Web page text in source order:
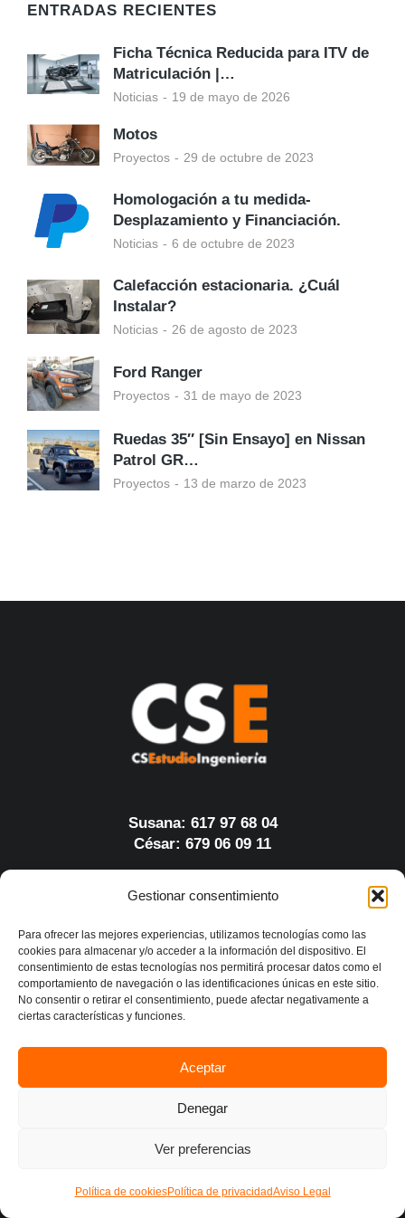
Gestionar consentimiento
Para ofrecer las mejores experiencias, utilizamos tecnologías como las
cookies para almacenar y/o acceder a la información del dispositivo. El
consentimiento de estas tecnologías nos permitirá procesar datos como el
comportamiento de navegación o las identificaciones únicas en este sitio.
No consentir o retirar el consentimiento, puede afectar negativamente a
ciertas características y funciones.
Aceptar
Denegar
Ver preferencias
Política de cookiesPolítica de privacidadAviso Legal
ENTRADAS RECIENTES
Ficha Técnica Reducida para ITV de
Matriculación |…
Noticias 19 de mayo de 2026
Motos
Proyectos 29 de octubre de 2023
Homologación a tu medida-
Desplazamiento y Financiación.
Noticias 6 de octubre de 2023
Calefacción estacionaria. ¿Cuál
Instalar?
Noticias 26 de agosto de 2023
Ford Ranger
Proyectos 31 de mayo de 2023
Ruedas 35″ [Sin Ensayo] en Nissan
Patrol GR…
Proyectos 13 de marzo de 2023
Susana: 617 97 68 04
César: 679 06 09 11
Contacto
Empresa
Nuestros proyectos